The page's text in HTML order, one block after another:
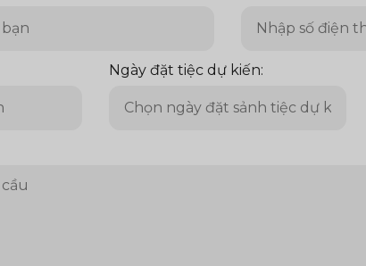
Ngày đặt tiệc dự kiến: